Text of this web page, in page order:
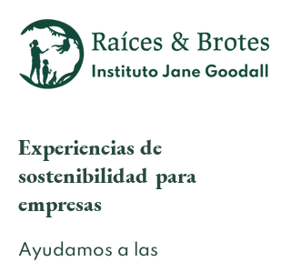
Experiencias de
sostenibilidad para
empresas
Ayudamos a las